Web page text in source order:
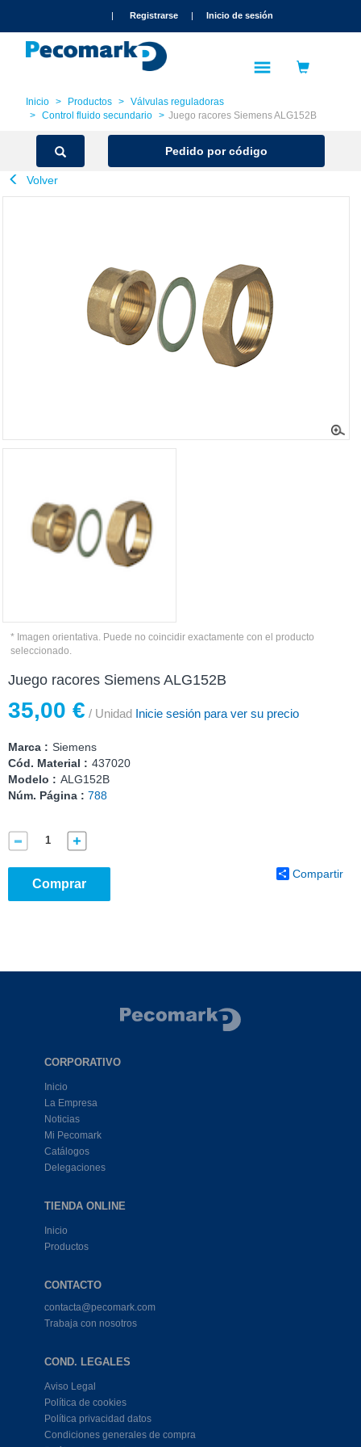
| Registrarse | Inicio de sesión
Inicio Productos
Válvulas reguladoras
Control fluido secundario
Juego racores Siemens ALG152B
Pedido por código
Volver
* Imagen orientativa. Puede no coincidir exactamente con el producto
seleccionado.
Juego racores Siemens ALG152B
35,00 € / Unidad Inicie sesión para ver su precio
Marca : Siemens
Cód. Material : 437020
Modelo : ALG152B
Núm. Página : 788
Comprar
Compartir
CORPORATIVO
Inicio
La Empresa
Noticias
Mi Pecomark
Catálogos
Delegaciones
TIENDA ONLINE
Inicio
Productos
CONTACTO
contacta@pecomark.com
Trabaja con nosotros
COND. LEGALES
Aviso Legal
Política de cookies
Política privacidad datos
Condiciones generales de compra